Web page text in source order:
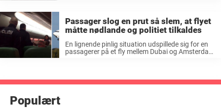
Passager slog en prut så slem, at flyet
måtte nødlande og politiet tilkaldes
En lignende pinlig situation udspillede sig for en
passagerer på et fly mellem Dubai og Amsterdam
Populært